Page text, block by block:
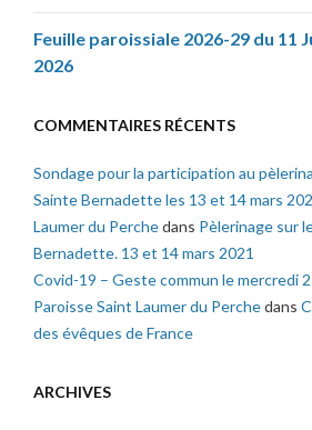
Feuille paroissiale 2026-29 du 11
2026
COMMENTAIRES RÉCENTS
Sondage pour la participation au
Sainte Bernadette les 13 et 14 mars
Laumer du Perchedans Pèlerinage sur
Bernadette. 13 et 14 mars 2021
Covid-19 – Geste commun le mercredi
Paroisse Saint Laumer du Perchedans
des évêques de France
ARCHIVES